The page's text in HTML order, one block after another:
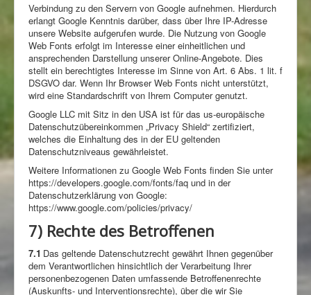
Verbindung zu den Servern von Google aufnehmen. Hierdurch
erlangt Google Kenntnis darüber, dass über Ihre IP-Adresse
unsere Website aufgerufen wurde. Die Nutzung von Google
Web Fonts erfolgt im Interesse einer einheitlichen und
ansprechenden Darstellung unserer Online-Angebote. Dies
stellt ein berechtigtes Interesse im Sinne von Art. 6 Abs. 1 lit. f
DSGVO dar. Wenn Ihr Browser Web Fonts nicht unterstützt,
wird eine Standardschrift von Ihrem Computer genutzt.
Google LLC mit Sitz in den USA ist für das us-europäische
Datenschutzübereinkommen „Privacy Shield“ zertifiziert,
welches die Einhaltung des in der EU geltenden
Datenschutzniveaus gewährleistet.
Weitere Informationen zu Google Web Fonts finden Sie unter
https://developers.google.com/fonts/faq und in der
Datenschutzerklärung von Google:
https://www.google.com/policies/privacy/
7) Rechte des Betroffenen
7.1 Das geltende Datenschutzrecht gewährt Ihnen gegenüber
dem Verantwortlichen hinsichtlich der Verarbeitung Ihrer
personenbezogenen Daten umfassende Betroffenenrechte
(Auskunfts- und Interventionsrechte), über die wir Sie